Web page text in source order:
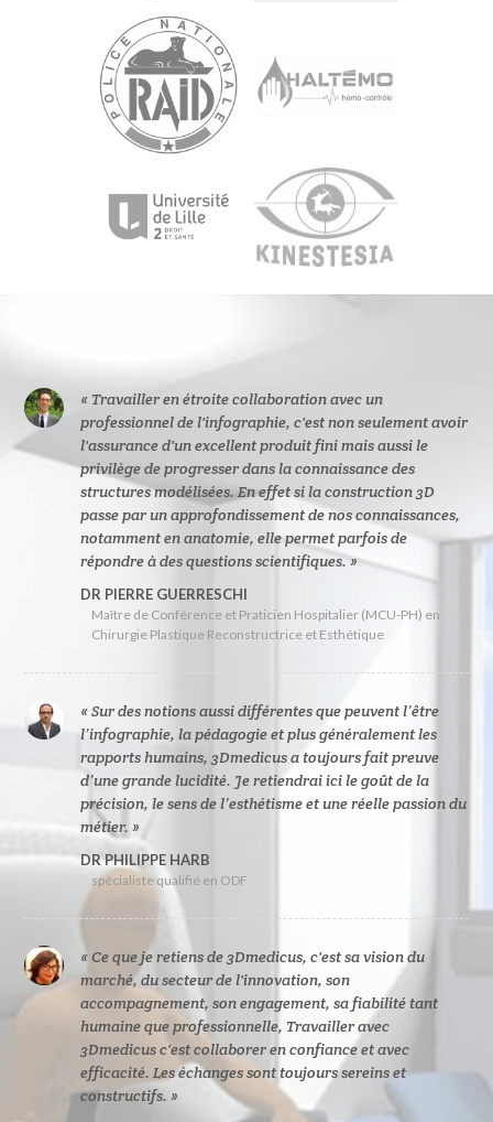
« Travailler en étroite collaboration avec un
professionnel de l'infographie, c'est non seulement avoir
l'assurance d'un excellent produit fini mais aussi le
privilège de progresser dans la connaissance des
structures modélisées. En effet si la construction 3D
passe par un approfondissement de nos connaissances,
notamment en anatomie, elle permet parfois de
répondre à des questions scientifiques. »
DR PIERRE GUERRESCHI
Maître de Conférence et Praticien Hospitalier (MCU-PH) en
Chirurgie Plastique Reconstructrice et Esthétique
« Sur des notions aussi différentes que peuvent l’être
l’infographie, la pédagogie et plus généralement les
rapports humains, 3Dmedicus a toujours fait preuve
d’une grande lucidité. Je retiendrai ici le goût de la
précision, le sens de l’esthétisme et une réelle passion du
métier. »
DR PHILIPPE HARB
spécialiste qualifié en ODF
« Ce que je retiens de 3Dmedicus, c'est sa vision du
marché, du secteur de l'innovation, son
accompagnement, son engagement, sa fiabilité tant
humaine que professionnelle, Travailler avec
3Dmedicus c'est collaborer en confiance et avec
efficacité. Les échanges sont toujours sereins et
constructifs. »